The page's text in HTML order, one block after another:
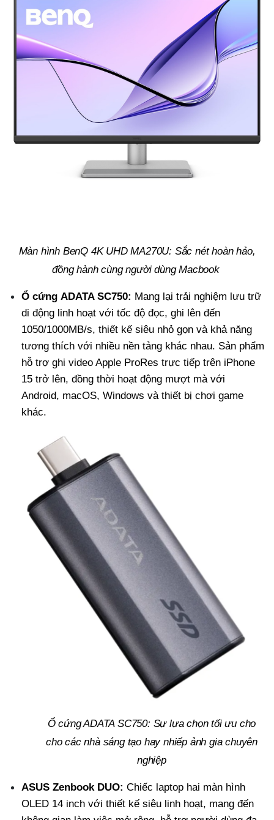
Màn hình BenQ 4K UHD MA270U: Sắc nét hoàn hảo,
đồng hành cùng người dùng Macbook
Ổ cứng ADATA SC750: Mang lại trải nghiệm lưu trữ
di động linh hoạt với tốc độ đọc, ghi lên đến
1050/1000MB/s, thiết kế siêu nhỏ gọn và khả năng
tương thích với nhiều nền tảng khác nhau. Sản phẩm
hỗ trợ ghi video Apple ProRes trực tiếp trên iPhone
15 trở lên, đồng thời hoạt động mượt mà với
Android, macOS, Windows và thiết bị chơi game
khác.
Ổ cứng ADATA SC750: Sự lựa chọn tối ưu cho
cho các nhà sáng tạo hay nhiếp ảnh gia chuyên
nghiệp
ASUS Zenbook DUO: Chiếc laptop hai màn hình
OLED 14 inch với thiết kế siêu linh hoạt, mang đến